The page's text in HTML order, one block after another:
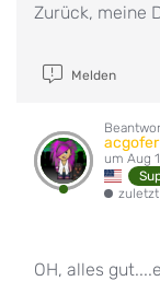
Zurück, meine
Melden
acgofer
um Aug
OH, alles